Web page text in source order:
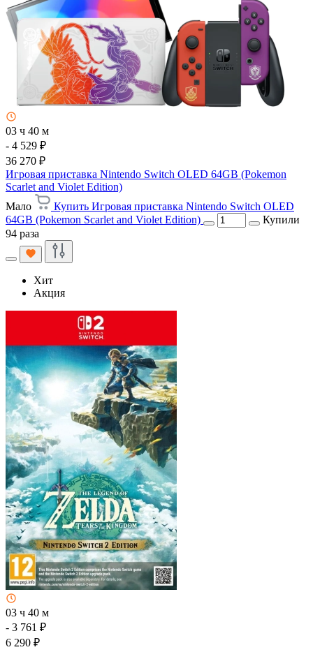
03 ч 40 м
- 4 529 ₽
36 270 ₽
Игровая приставка Nintendo Switch OLED 64GB (Pokemon
Scarlet and Violet Edition)
Мало
Купить Игровая приставка Nintendo Switch OLED
64GB (Pokemon Scarlet and Violet Edition)
Купили
94 раза
Хит
Акция
03 ч 40 м
- 3 761 ₽
6 290 ₽